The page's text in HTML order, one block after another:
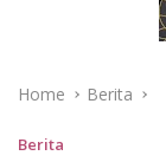
Home Berita
Berita